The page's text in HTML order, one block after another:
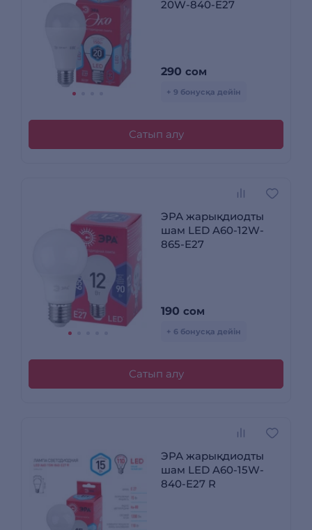
20W-840-E27
290 сом
+ 9 бонусқа дейін
Сатып алу
ЭРА жарықдиодты
шам LED A60-12W-
865-E27
190 сом
+ 6 бонусқа дейін
Сатып алу
ЭРА жарықдиодты
шам LED A60-15W-
840-E27 R